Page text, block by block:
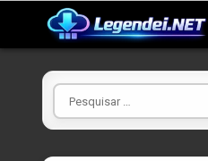
Pesquisar
por